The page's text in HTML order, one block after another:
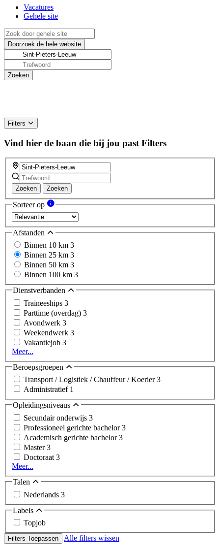
Vacatures
Gehele site
Filters
Vind hier de baan die bij jou past Filters
Zoeken Zoeken
Sorteer op
Afstanden
Binnen 10 km 3
Binnen 25 km 3
Binnen 50 km 3
Binnen 100 km 3
Dienstverbanden
Traineeships 3
Parttime (overdag) 3
Avondwerk 3
Weekendwerk 3
Vakantiejob 3
Meer...
Beroepsgroepen
Transport / Logistiek / Chauffeur / Koerier3
Administratief 1
Opleidingsniveaus
Secundair onderwijs 3
Professioneel gerichte bachelor3
Academisch gerichte bachelor3
Master3
Doctoraat 3
Meer...
Talen
Nederlands 3
Labels
Topjob
Filters Toepassen Alle filters wissen